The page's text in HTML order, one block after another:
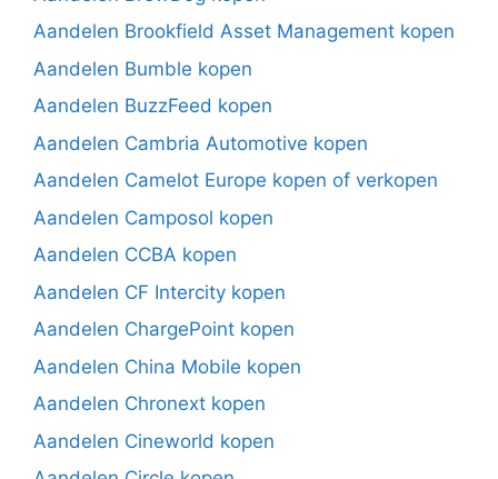
Aandelen Brookfield Asset Management kopen
Aandelen Bumble kopen
Aandelen BuzzFeed kopen
Aandelen Cambria Automotive kopen
Aandelen Camelot Europe kopen of verkopen
Aandelen Camposol kopen
Aandelen CCBA kopen
Aandelen CF Intercity kopen
Aandelen ChargePoint kopen
Aandelen China Mobile kopen
Aandelen Chronext kopen
Aandelen Cineworld kopen